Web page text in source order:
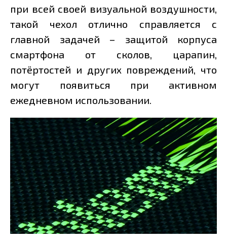
при всей своей визуальной воздушности,
такой чехол отлично справляется с
главной задачей – защитой корпуса
смартфона от сколов, царапин,
потёртостей и других повреждений, что
могут появиться при активном
ежедневном использовании.